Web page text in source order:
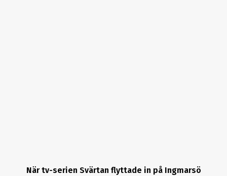
När tv-serien Svärtan flyttade in på Ingmarsö